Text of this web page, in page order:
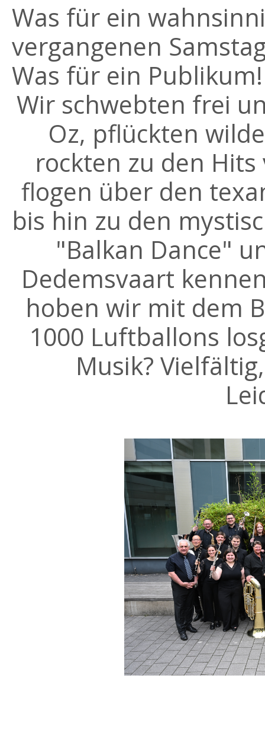
Was für ein
vergangenen
Was für ein Publikum!
Wir schwebten frei
Oz, pflückten
rockten zu den
flogen über den
bis hin zu den
"Balkan Dance"
Dedemsvaart
hoben wir mit dem
1000 Luftballons
Musik?